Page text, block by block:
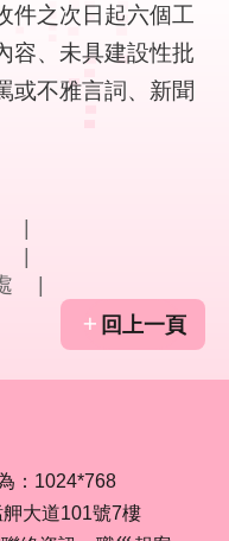
件之次日起六個工
容、未具建設性批
或不雅言詞、新聞
回上一頁
：1024*768
大道101號7樓